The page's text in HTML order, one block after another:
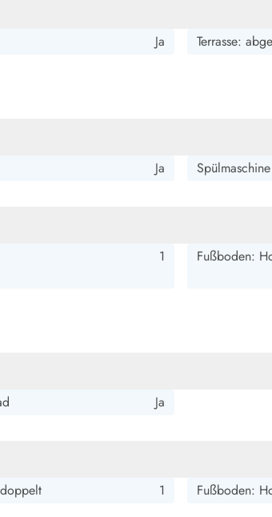
Ja Terrasse:
Ja Spülmaschine
1 Fußboden:
Ja
1 Fußboden: